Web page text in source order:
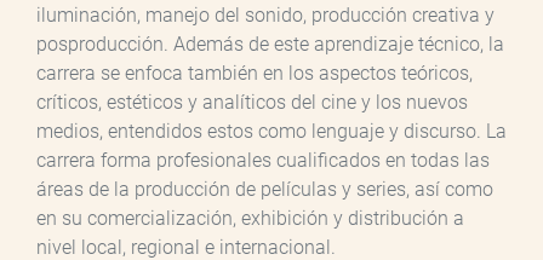
iluminación, manejo del sonido, producción creativa y
posproducción. Además de este aprendizaje técnico, la
carrera se enfoca también en los aspectos teóricos,
críticos, estéticos y analíticos del cine y los nuevos
medios, entendidos estos como lenguaje y discurso. La
carrera forma profesionales cualificados en todas las
áreas de la producción de películas y series, así como
en su comercialización, exhibición y distribución a
nivel local, regional e internacional.